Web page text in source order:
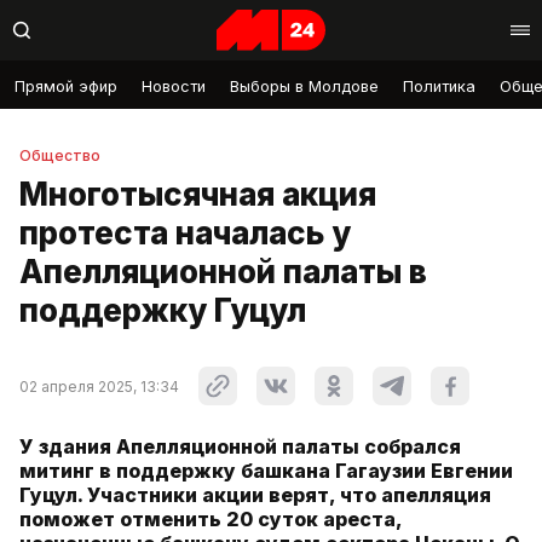
Прямой эфир Новости Выборы в Молдове Политика
Общество
Многотысячная акция
протеста началась у
Апелляционной палаты в
поддержку Гуцул
02 апреля 2025, 13:34
У здания Апелляционной палаты собрался
митинг в поддержку башкана Гагаузии Евгении
Гуцул. Участники акции верят, что апелляция
поможет отменить 20 суток ареста,